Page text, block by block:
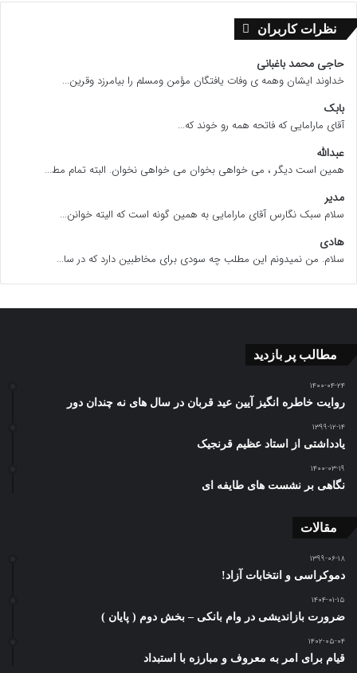
نظرات کاربران
حاجی محمد باغبانی
خداوند ایشان وهمه ی وفات یافتگان مؤمن ومسلم را بیامرزد وقرین...
بابک
آقای مارامایی که فاتحه همه رو خوند که...
عبدالله
همین است دیگر ، می خواهی بخوان می خواهی نخوان. البته تمام مط...
مدیر
سلام سبک نگارس آقای مارامایی به همین گونه است که الیته خوانن...
هادی
سلام. من نمیدونم این مطلب چه سودی برای مخاطبین دارد که در سا...
مطالب پر بازدید
۱۴۰۰-۰۴-۲۴
روایت خاطره انگیز آیین عید قربان در سال های نه چندان دور
۱۳۹۹-۱۲-۱۴
یادداشتی از استاد عظیم قرنجیک
۱۴۰۰-۰۳-۱۹
نگاهی بر نشست های طایفه ای
مقالات
۱۳۹۹-۰۶-۱۸
دموکراسی و انتخابات آزاد!
۱۴۰۴-۰۱-۱۵
ضرورت بازاندیشی در وام بانکی – بخش دوم ( پایان )
۱۴۰۲-۰۵-۰۴
قیام برای امر به معروف و مبارزه با استبداد